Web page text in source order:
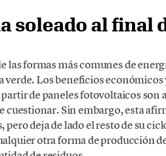
soleado al final
las formas más comunes de
verde. Los beneficios
de paneles fotovoltaicos son
cuestionar. Sin embargo, esta
deja de lado el resto de su
otra forma de producción